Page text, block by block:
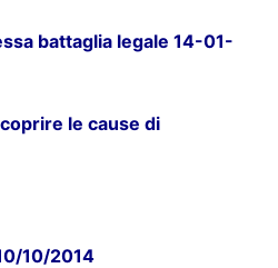
battaglia legale 14-01-
le cause di
10/2014